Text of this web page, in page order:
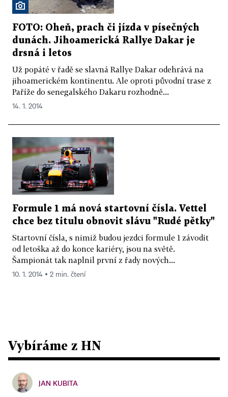
FOTO: Oheň, prach či jízda v písečných
dunách. Jihoamerická Rallye Dakar je
drsná i letos
Už popáté v řadě se slavná Rallye Dakar odehrává na
jihoamerickém kontinentu. Ale oproti původní trase z
Paříže do senegalského Dakaru rozhodně...
14. 1. 2014
Formule 1 má nová startovní čísla. Vettel
chce bez titulu obnovit slávu "Rudé pětky"
Startovní čísla, s nimiž budou jezdci formule 1 závodit
od letoška až do konce kariéry, jsou na světě.
Šampionát tak naplnil první z řady nových...
10. 1. 2014 ▪ 2 min. čtení
Vybíráme z HN
JAN KUBITA